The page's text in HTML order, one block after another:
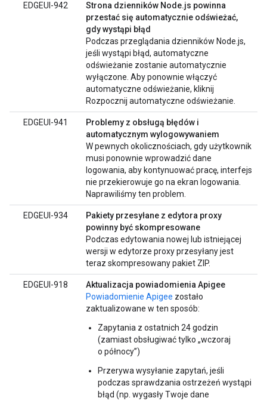
EDGEUI-942
Strona dzienników Node.js powinna
przestać się automatycznie odświeżać,
gdy wystąpi błąd
Podczas przeglądania dzienników Node.js,
jeśli wystąpi błąd, automatyczne
odświeżanie zostanie automatycznie
wyłączone. Aby ponownie włączyć
automatyczne odświeżanie, kliknij
Rozpocznij automatyczne odświeżanie.
EDGEUI-941
Problemy z obsługą błędów i
automatycznym wylogowywaniem
W pewnych okolicznościach, gdy użytkownik
musi ponownie wprowadzić dane
logowania, aby kontynuować pracę, interfejs
nie przekierowuje go na ekran logowania.
Naprawiliśmy ten problem.
EDGEUI-934
Pakiety przesyłane z edytora proxy
powinny być skompresowane
Podczas edytowania nowej lub istniejącej
wersji w edytorze proxy przesyłany jest
teraz skompresowany pakiet ZIP.
EDGEUI-918
Aktualizacja powiadomienia Apigee
Powiadomienie Apigee zostało
zaktualizowane w ten sposób:
Zapytania z ostatnich 24 godzin
(zamiast obsługiwać tylko „wczoraj
o północy”)
Przerywa wysyłanie zapytań, jeśli
podczas sprawdzania ostrzeżeń wystąpi
błąd (np. wygasły Twoje dane